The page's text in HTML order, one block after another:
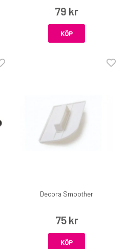
79 kr
KÖP
Decora Smoother
75 kr
KÖP